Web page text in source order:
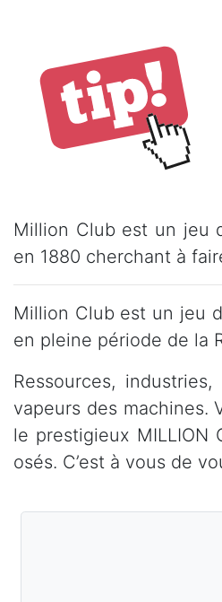
Million Club est un jeu
en 1880 cherchant à
Million Club est un jeu
en pleine période de la
Ressources,
vapeurs des machines.
le prestigieux
osés. C’est à vous de